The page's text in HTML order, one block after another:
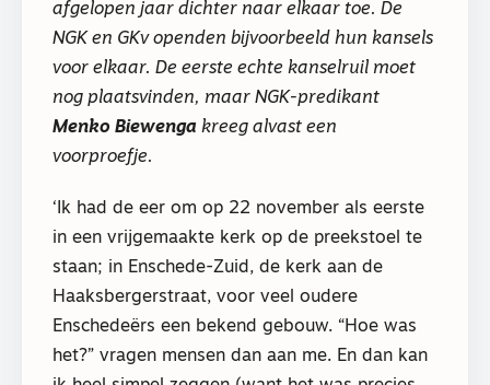
afgelopen jaar dichter naar elkaar toe. De
NGK en GKv openden bijvoorbeeld hun kansels
voor elkaar. De eerste echte kanselruil moet
nog plaatsvinden, maar NGK-predikant
Menko Biewenga kreeg alvast een
voorproefje.
‘Ik had de eer om op 22 november als eerste
in een vrijgemaakte kerk op de preekstoel te
staan; in Enschede-Zuid, de kerk aan de
Haaksbergerstraat, voor veel oudere
Enschedeërs een bekend gebouw. “Hoe was
het?” vragen mensen dan aan me. En dan kan